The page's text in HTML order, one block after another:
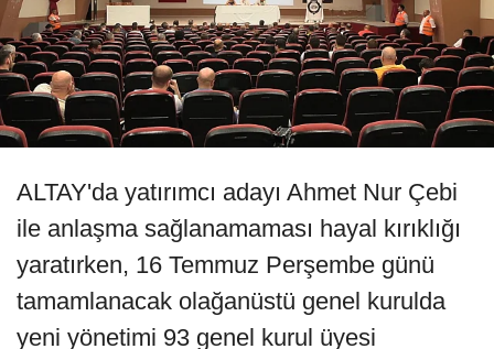
ALTAY'da yatırımcı adayı Ahmet Nur Çebi
ile anlaşma sağlanamaması hayal kırıklığı
yaratırken, 16 Temmuz Perşembe günü
tamamlanacak olağanüstü genel kurulda
yeni yönetimi 93 genel kurul üyesi